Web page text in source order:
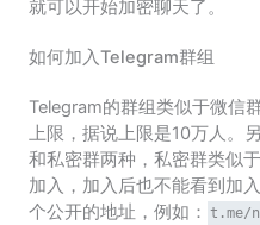
就可以开始加密聊天了。
如何加入Telegram群组
Telegram的群组类似于微信
上限，据说上限是10万人。
和私密群两种，私密群类似
加入，加入后也不能看到加
个公开的地址，例如： t.me/